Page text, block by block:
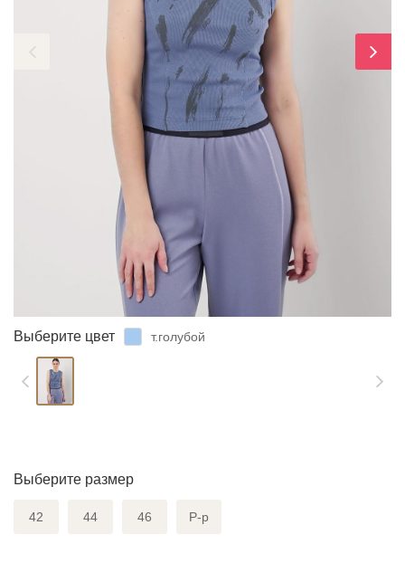
Выберите цвет т.голубой
Выберите размер
42 44 46 Р-р